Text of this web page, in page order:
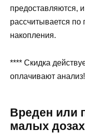
предоставляются,
рассчитывается
накопления.
**** Скидка
оплачивают анализ!
Вреден или
малых